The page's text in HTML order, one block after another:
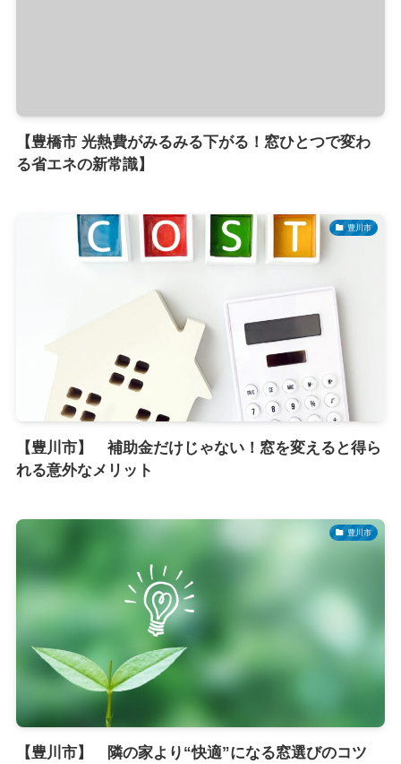
【豊橋市 光熱費がみるみる下がる！窓ひとつで変わ
る省エネの新常識】
豊川市
【豊川市】 補助金だけじゃない！窓を変えると得ら
れる意外なメリット
豊川市
【豊川市】 隣の家より“快適”になる窓選びのコツ